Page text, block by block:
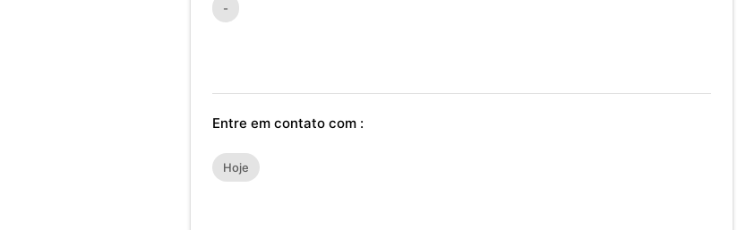
-
Entre em contato com :
Hoje